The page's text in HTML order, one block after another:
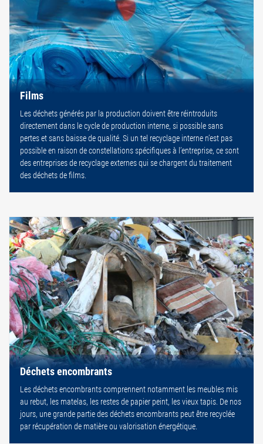
Films
Les déchets générés par la production doivent être réintroduits
directement dans le cycle de production interne, si possible sans
pertes et sans baisse de qualité. Si un tel recyclage interne n’est pas
possible en raison de constellations spécifiques à l’entreprise, ce sont
des entreprises de recyclage externes qui se chargent du traitement
des déchets de films.
Déchets encombrants
Les déchets encombrants comprennent notamment les meubles mis
au rebut, les matelas, les restes de papier peint, les vieux tapis. De nos
jours, une grande partie des déchets encombrants peut être recyclée
par récupération de matière ou valorisation énergétique.